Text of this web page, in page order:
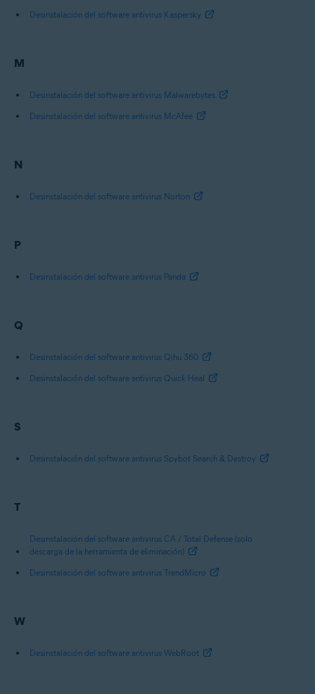
Desinstalación del software antivirus Kaspersky
M
Desinstalación del software antivirus Malwarebytes
Desinstalación del software antivirus McAfee
N
Desinstalación del software antivirus Norton
P
Desinstalación del software antivirus Panda
Q
Desinstalación del software antivirus Qihu 360
Desinstalación del software antivirus Quick Heal
S
Desinstalación del software antivirus Spybot Search & Destroy
T
Desinstalación del software antivirus CA / Total Defense (solo
descarga de la herramienta de eliminación)
Desinstalación del software antivirus TrendMicro
W
Desinstalación del software antivirus WebRoot